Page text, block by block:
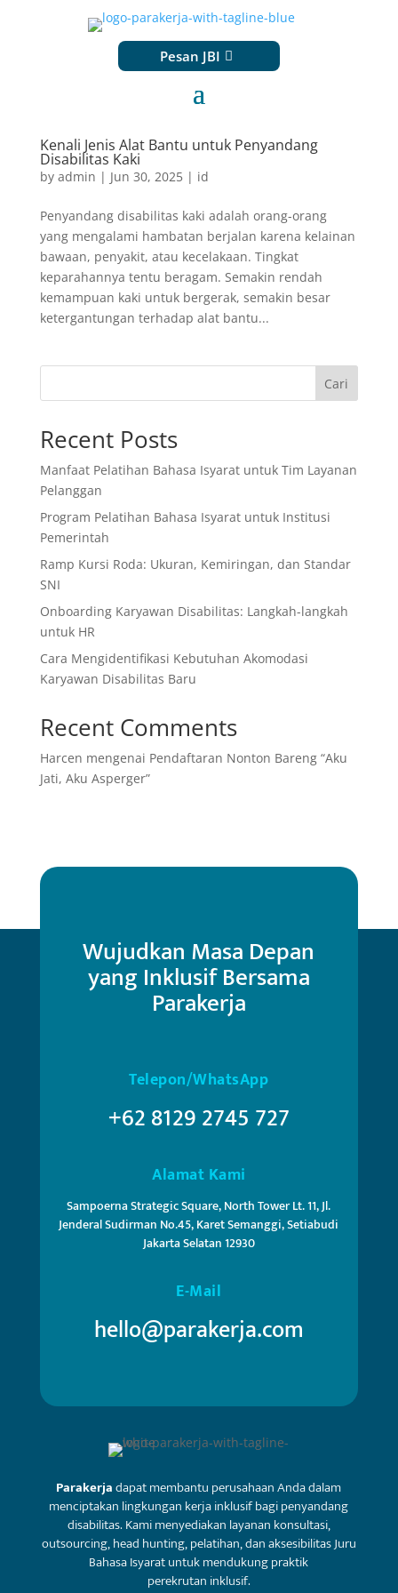
Pesan JBI
Kenali Jenis Alat Bantu untuk Penyandang
Disabilitas Kaki
by admin | Jun 30, 2025| id
Penyandang disabilitas kaki adalah orang-orang
yang mengalami hambatan berjalan karena kelainan
bawaan, penyakit, atau kecelakaan. Tingkat
keparahannya tentu beragam. Semakin rendah
kemampuan kaki untuk bergerak, semakin besar
ketergantungan terhadap alat bantu...
Cari
Recent Posts
Manfaat Pelatihan Bahasa Isyarat untuk Tim Layanan
Pelanggan
Program Pelatihan Bahasa Isyarat untuk Institusi
Pemerintah
Ramp Kursi Roda: Ukuran, Kemiringan, dan Standar
SNI
Onboarding Karyawan Disabilitas: Langkah-langkah
untuk HR
Cara Mengidentifikasi Kebutuhan Akomodasi
Karyawan Disabilitas Baru
Recent Comments
Harcen mengenai Pendaftaran Nonton Bareng “Aku
Jati, Aku Asperger”
Wujudkan Masa Depan
yang Inklusif Bersama
Parakerja
Telepon/WhatsApp
+62 8129 2745 727
Alamat Kami
Sampoerna Strategic Square, North Tower Lt. 11, Jl.
Jenderal Sudirman No.45, Karet Semanggi, Setiabudi
Jakarta Selatan 12930
E-Mail
hello@parakerja.com
Parakerjadapat membantu perusahaan Anda dalam
menciptakan lingkungan kerja inklusif bagi penyandang
disabilitas. Kami menyediakan layanan konsultasi,
outsourcing, head hunting, pelatihan, dan aksesibilitas Juru
Bahasa Isyarat untuk mendukung praktik
perekrutan inklusif.